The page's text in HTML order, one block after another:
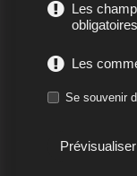
Les
Les
Se souvenir